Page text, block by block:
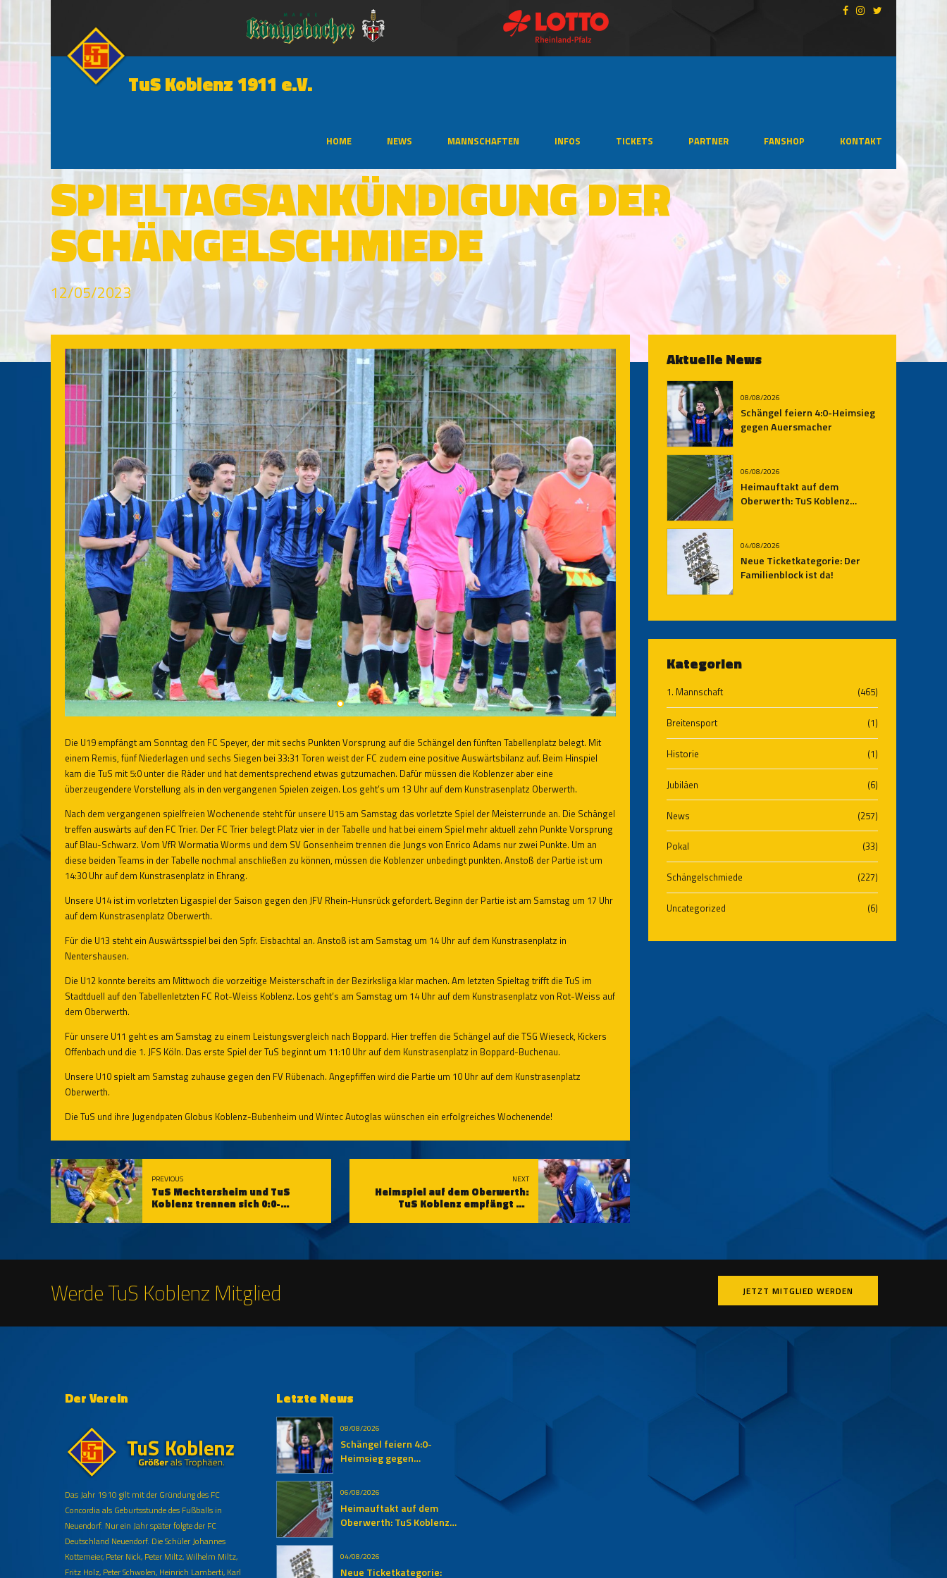
TuS Koblenz 1911 e.V.
HOME NEWS MANNSCHAFTEN INFOS TICKETS PARTNER FANSHOP KONTAKT
SPIELTAGSANKÜNDIGUNG DER
SCHÄNGELSCHMIEDE
12/05/2023
Die U19 empfängt am Sonntag den FC Speyer, der mit sechs Punkten Vorsprung auf die Schängel den fünften Tabellenplatz belegt. Mit
einem Remis, fünf Niederlagen und sechs Siegen bei 33:31 Toren weist der FC zudem eine positive Auswärtsbilanz auf. Beim Hinspiel
kam die TuS mit 5:0 unter die Räder und hat dementsprechend etwas gutzumachen. Dafür müssen die Koblenzer aber eine
überzeugendere Vorstellung als in den vergangenen Spielen zeigen. Los geht’s um 13 Uhr auf dem Kunstrasenplatz Oberwerth.
Nach dem vergangenen spielfreien Wochenende steht für unsere U15 am Samstag das vorletzte Spiel der Meisterrunde an. Die Schängel
treffen auswärts auf den FC Trier. Der FC Trier belegt Platz vier in der Tabelle und hat bei einem Spiel mehr aktuell zehn Punkte Vorsprung
auf Blau-Schwarz. Vom VfR Wormatia Worms und dem SV Gonsenheim trennen die Jungs von Enrico Adams nur zwei Punkte. Um an
diese beiden Teams in der Tabelle nochmal anschließen zu können, müssen die Koblenzer unbedingt punkten. Anstoß der Partie ist um
14:30 Uhr auf dem Kunstrasenplatz in Ehrang.
Unsere U14 ist im vorletzten Ligaspiel der Saison gegen den JFV Rhein-Hunsrück gefordert. Beginn der Partie ist am Samstag um 17 Uhr
auf dem Kunstrasenplatz Oberwerth.
Für die U13 steht ein Auswärtsspiel bei den Spfr. Eisbachtal an. Anstoß ist am Samstag um 14 Uhr auf dem Kunstrasenplatz in
Nentershausen.
Die U12 konnte bereits am Mittwoch die vorzeitige Meisterschaft in der Bezirksliga klar machen. Am letzten Spieltag trifft die TuS im
Stadtduell auf den Tabellenletzten FC Rot-Weiss Koblenz. Los geht’s am Samstag um 14 Uhr auf dem Kunstrasenplatz von Rot-Weiss auf
dem Oberwerth.
Für unsere U11 geht es am Samstag zu einem Leistungsvergleich nach Boppard. Hier treffen die Schängel auf die TSG Wieseck, Kickers
Offenbach und die 1. JFS Köln. Das erste Spiel der TuS beginnt um 11:10 Uhr auf dem Kunstrasenplatz in Boppard-Buchenau.
Unsere U10 spielt am Samstag zuhause gegen den FV Rübenach. Angepfiffen wird die Partie um 10 Uhr auf dem Kunstrasenplatz
Oberwerth.
Die TuS und ihre Jugendpaten Globus Koblenz-Bubenheim und Wintec Autoglas wünschen ein erfolgreiches Wochenende!
PREVIOUS
TuS Mechtersheim und TuS
Koblenz trennen sich 0:0-
NEXT
Heimspiel auf dem Oberwerth:
TuS Koblenz empfängt SV
Aktuelle News
08/08/2026
Schängel feiern 4:0-Heimsieg
gegen Auersmacher
06/08/2026
Heimauftakt auf dem
Oberwerth: TuS Koblenz
04/08/2026
Neue Ticketkategorie: Der
Familienblock ist da!
Kategorien
1. Mannschaft (465)
Breitensport (1)
Historie (1)
Jubiläen (6)
News (257)
Pokal (33)
Schängelschmiede (227)
Uncategorized (6)
Werde TuS Koblenz Mitglied JETZT MITGLIED WERDEN
Der Verein
Das Jahr 1910 gilt mit der Gründung des FC
Concordia als Geburtsstunde des Fußballs in
Neuendorf. Nur ein Jahr später folgte der FC
Deutschland Neuendorf. Die Schüler Johannes
Kottemeier, Peter Nick, Peter Miltz, Wilhelm Miltz,
Fritz Holz, Peter Schwolen, Heinrich Lamberti, Karl
Letzte News
08/08/2026
Schängel feiern 4:0-
Heimsieg gegen
06/08/2026
Heimauftakt auf dem
Oberwerth: TuS Koblenz
Auersmacher
04/08/2026
Neue Ticketkategorie: